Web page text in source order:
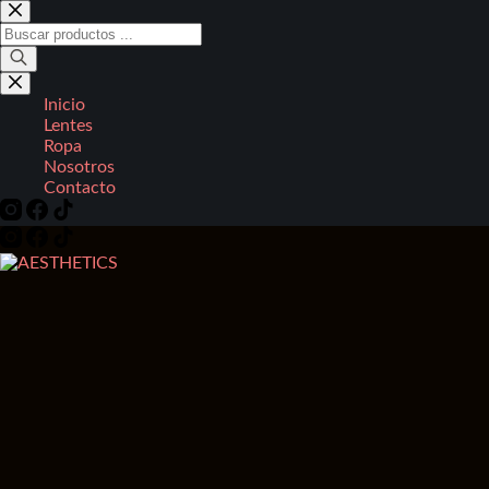
Saltar
al
contenido
Búsqueda
de
productos
Inicio
Lentes
Ropa
Nosotros
Contacto